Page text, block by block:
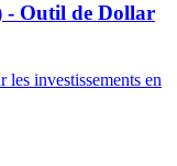
- Outil de Dollar
investissements en